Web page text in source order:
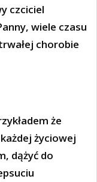
czciciel
wiele czasu
chorobie
że
życiowej
dążyć do